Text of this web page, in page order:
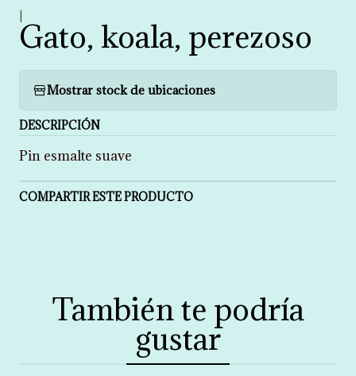
Gato, koala, perezoso
Mostrar stock de ubicaciones
DESCRIPCIÓN
Pin esmalte suave
COMPARTIR ESTE PRODUCTO
También te podría
gustar